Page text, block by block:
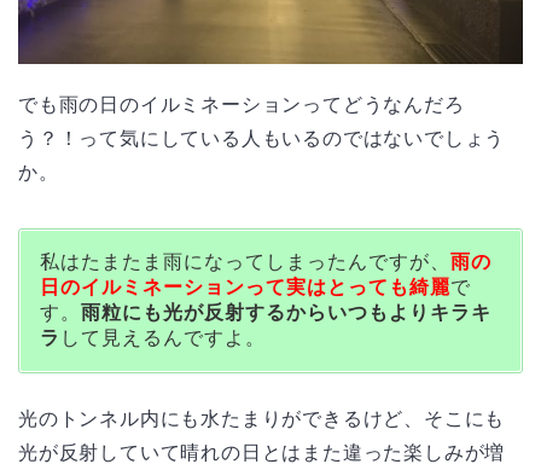
でも雨の日のイルミネーションってどうなんだろ
う？！って気にしている人もいるのではないでしょう
か。
私はたまたま雨になってしまったんですが、 雨の
日のイルミネーションって実はとっても綺麗で
す。 雨粒にも光が反射するからいつもよりキラキ
ラ して見えるんですよ。
光のトンネル内にも水たまりができるけど、そこにも
光が反射していて晴れの日とはまた違った楽しみが増